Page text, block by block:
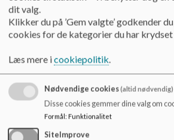
Bil og afsætning
En del af jer sætter jævnligt jeres barn af
parkeringspladsen ved "Mut og smut".
Det giver meget farlige
på Skolevej. Derfor er dette også
Ligeledes opstår der farlige situationer,
parkeringspladsen ved hovedindgangen.
dit valg.
Klikker du på ’Gem valgte’ godkender
cookies for de kategorier du har krydset
Læs mere icookiepolitik.
Nødvendige cookies(altid nødvendig)
Disse cookies gemmer dine valg om
Formål: Funktionalitet
SiteImprove